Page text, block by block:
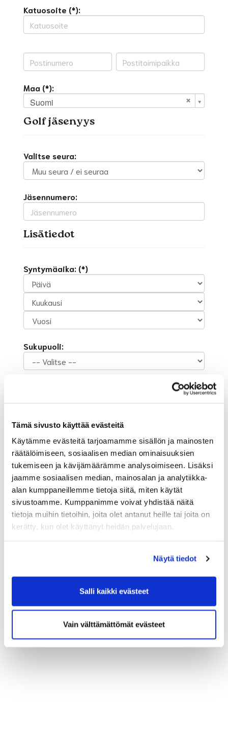
Tämä sivusto käyttää evästeitä
Käytämme evästeitä tarjoamamme sisällön ja mainosten
räätälöimiseen, sosiaalisen median ominaisuuksien
tukemiseen ja kävijämäärämme analysoimiseen. Lisäksi
jaamme sosiaalisen median, mainosalan ja analytiikka-
alan kumppaneillemme tietoja siitä, miten käytät
sivustoamme. Kumppanimme voivat yhdistää näitä
tietoja muihin tietoihin, joita olet antanut heille tai joita on
kerätty, kun olet käyttänyt heidän palvelujaan.
Näytä tiedot
Salli kaikki evästeet
Vain välttämättömät evästeet
Katuosoite (*):
Maa (*):
Suomi
Golf jäsenyys
Valitse seura:
Jäsennumero:
Lisätiedot
Syntymäaika: (*)
Sukupuoli:
Rekisteröidy
Olen lukenut
tietosuojaselosteen
henkilötietojeni käsittelyn (*)
(*) Tieto on pakollinen